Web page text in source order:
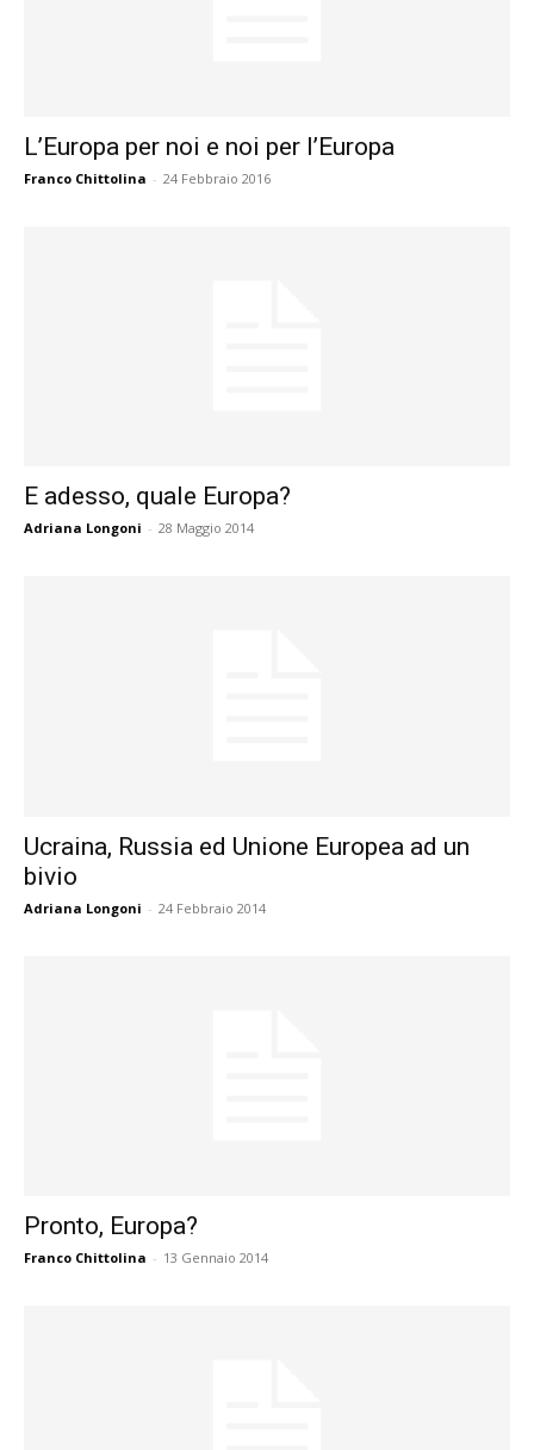
L’Europa per noi e noi per l’Europa
Franco Chittolina - 24 Febbraio 2016
E adesso, quale Europa?
Adriana Longoni - 28 Maggio 2014
Ucraina, Russia ed Unione Europea ad un
bivio
Adriana Longoni - 24 Febbraio 2014
Pronto, Europa?
Franco Chittolina - 13 Gennaio 2014